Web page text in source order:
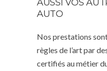
AUSSI VOS
AUTO
Nos prestations
règles de l’art par
certifiés au métier